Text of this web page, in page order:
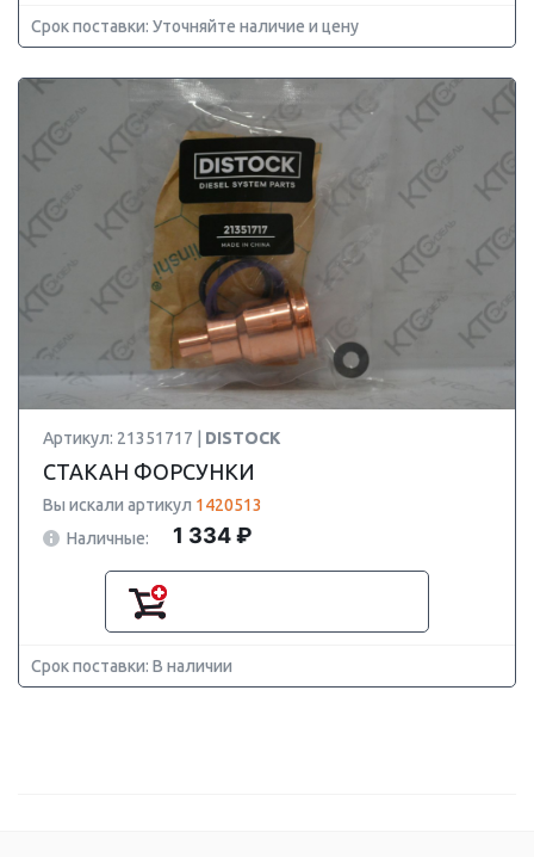
Срок поставки: Уточняйте наличие и цену
Артикул: 21351717 | DISTOCK
СТАКАН ФОРСУНКИ
Вы искали артикул 1420513
Наличные:
1 334 ₽
Срок поставки: В наличии